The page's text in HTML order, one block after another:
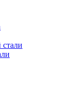
стали